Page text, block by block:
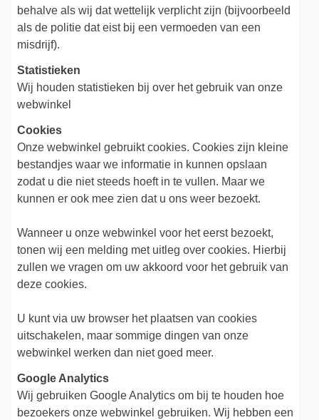
behalve als wij dat wettelijk verplicht zijn (bijvoorbeeld
als de politie dat eist bij een vermoeden van een
misdrijf).
Statistieken
Wij houden statistieken bij over het gebruik van onze
webwinkel
Cookies
Onze webwinkel gebruikt cookies. Cookies zijn kleine
bestandjes waar we informatie in kunnen opslaan
zodat u die niet steeds hoeft in te vullen. Maar we
kunnen er ook mee zien dat u ons weer bezoekt.
Wanneer u onze webwinkel voor het eerst bezoekt,
tonen wij een melding met uitleg over cookies. Hierbij
zullen we vragen om uw akkoord voor het gebruik van
deze cookies.
U kunt via uw browser het plaatsen van cookies
uitschakelen, maar sommige dingen van onze
webwinkel werken dan niet goed meer.
Google Analytics
Wij gebruiken Google Analytics om bij te houden hoe
bezoekers onze webwinkel gebruiken. Wij hebben een